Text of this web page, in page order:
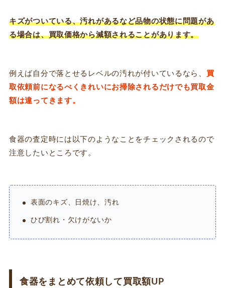
キズがついている、汚れがあるなど品物の状態に問題があ
る場合は、買取価格から減額されることがあります。
例えば自分で落とせるレベルの汚れが付いているなら、 買
取依頼前になるべくきれいにお掃除されるだけでも買取金
額は違ってきます。
食器の査定時には以下のようなことをチェックされるので
注意したいところです。
表面のキズ、日焼け、汚れ
ひび割れ・欠けがないか
食器をまとめて依頼して買取額UP